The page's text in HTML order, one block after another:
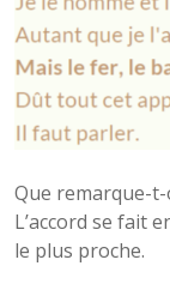
Que remarque-t-
L’accord se fait
le plus proche.